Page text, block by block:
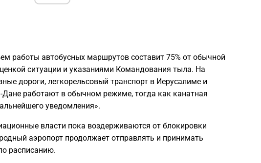
работы автобусных маршрутов составит 75% от обычной
ситуации и указаниями Командования тыла. На
дороги, легкорельсовый транспорт в Иерусалиме и
Дане работают в обычном режиме, тогда как канатная
уведомления».
власти пока воздерживаются от блокировки
аэропорт продолжает отправлять и принимать
расписанию.